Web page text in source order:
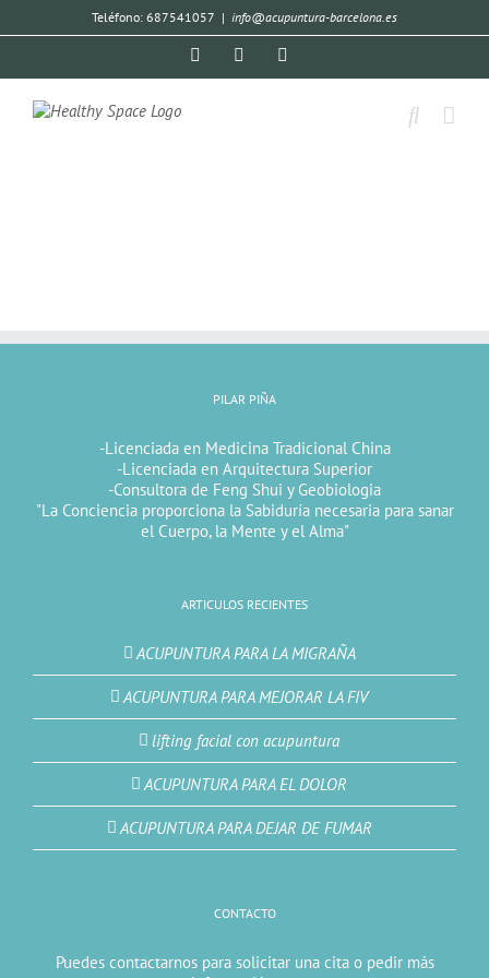
Teléfono: 687541057 | info@acupuntura-barcelona.es
PILAR PIÑA
-Licenciada en Medicina Tradicional China
-Licenciada en Arquitectura Superior
-Consultora de Feng Shui y Geobiologia
"La Conciencia proporciona la Sabiduría necesaria para sanar
el Cuerpo, la Mente y el Alma"
ARTICULOS RECIENTES
ACUPUNTURA PARA LA MIGRAÑA
ACUPUNTURA PARA MEJORAR LA FIV
lifting facial con acupuntura
ACUPUNTURA PARA EL DOLOR
ACUPUNTURA PARA DEJAR DE FUMAR
CONTACTO
Puedes contactarnos para solicitar una cita o pedir más